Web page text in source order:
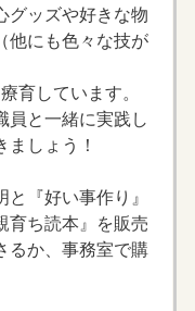
ッズや好きな物
他にも色々な技が
育しています。
員と一緒に実践し
しょう！
と『好い事作り』
育ち読本』を販売
るか、事務室で購